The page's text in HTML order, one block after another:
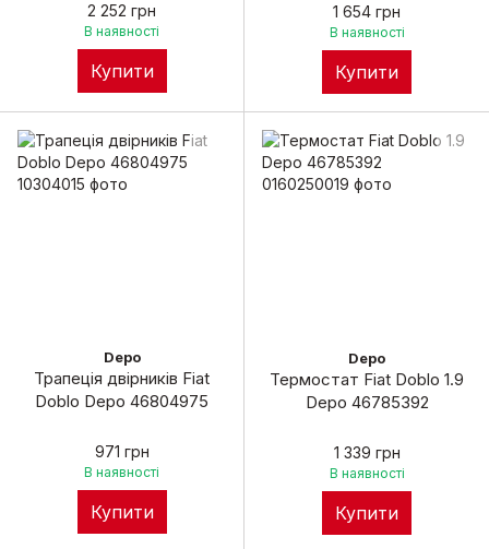
2 252 грн
В наявності
Купити
1 654 грн
В наявності
Купити
Depo
Трапеція двірників Fiat
Doblo Depo 46804975
971 грн
В наявності
Купити
Depo
Термостат Fiat Doblo 1.9
Depo 46785392
1 339 грн
В наявності
Купити